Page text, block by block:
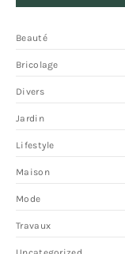
Beauté
Bricolage
Divers
Jardin
Lifestyle
Maison
Mode
Travaux